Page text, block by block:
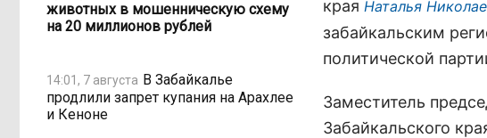
животных в мошенническую схему
на 20 миллионов рублей
14:01, 7 августа В Забайкалье
продлили запрет купания на Арахлее
и Кеноне
края Наталья
забайкальским
политической
Заместитель
Забайкальского